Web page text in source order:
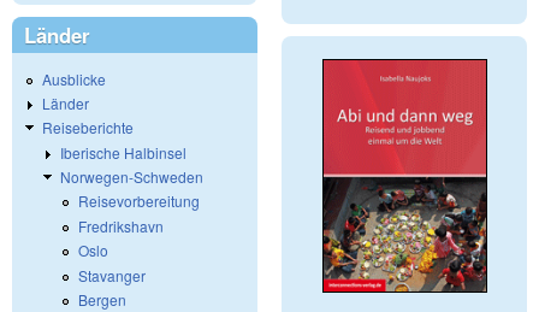
Länder
Ausblicke
Länder
Reiseberichte
Iberische Halbinsel
Norwegen-Schweden
Reisevorbereitung
Fredrikshavn
Oslo
Stavanger
Bergen